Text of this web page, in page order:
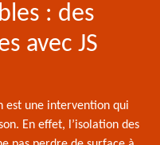
: des
avec JS
est une intervention qui
En effet, l’isolation des